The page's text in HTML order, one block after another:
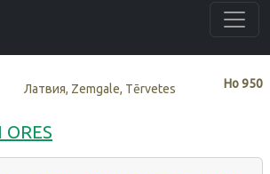
Нo950
Латвия, Zemgale, Tērvetes